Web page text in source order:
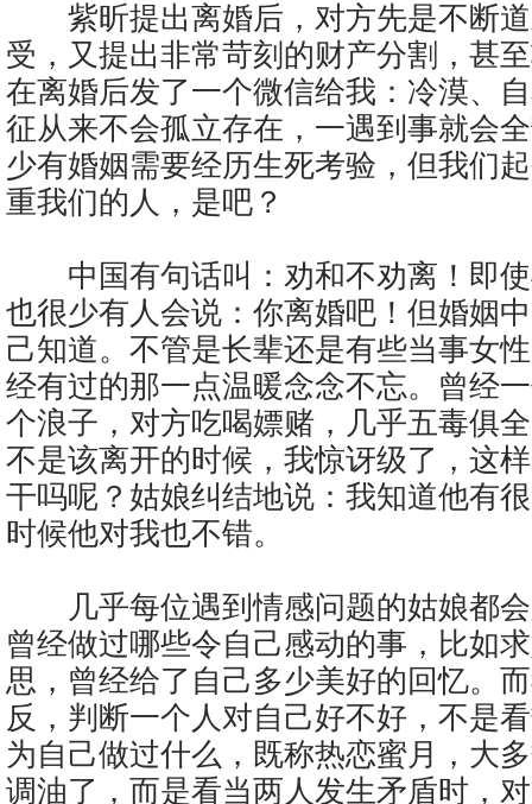
紫昕提出离婚后，对方先是不断道
受，又提出非常苛刻的财产分割，甚
在离婚后发了一个微信给我：冷漠、
征从来不会孤立存在，一遇到事就会
少有婚姻需要经历生死考验，但我们
重我们的人，是吧？
中国有句话叫：劝和不劝离！即使
也很少有人会说：你离婚吧！但婚姻
己知道。不管是长辈还是有些当事女
经有过的那一点温暖念念不忘。曾经
个浪子，对方吃喝嫖赌，几乎五毒俱
不是该离开的时候，我惊讶级了，这
干吗呢？姑娘纠结地说：我知道他有
时候他对我也不错。
几乎每位遇到情感问题的姑娘都会
曾经做过哪些令自己感动的事，比如
思，曾经给了自己多少美好的回忆。
反，判断一个人对自己好不好，不是
为自己做过什么，既称热恋蜜月，大
调油了，而是看当两人发生矛盾时，